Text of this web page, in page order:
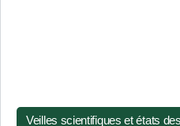
Veilles scientifiques et états